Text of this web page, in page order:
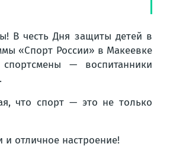
В честь Дня защиты детей в
«Спорт России» в Макеевке
— воспитанники
что спорт — это не только
отличное настроение!